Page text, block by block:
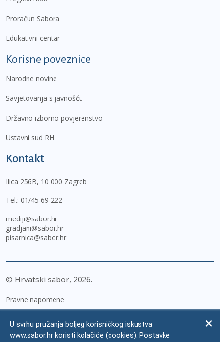
Proračun Sabora
Edukativni centar
Korisne poveznice
Narodne novine
Savjetovanja s javnošću
Državno izborno povjerenstvo
Ustavni sud RH
Kontakt
Ilica 256B, 10 000 Zagreb
Tel.: 01/45 69 222
mediji@sabor.hr
gradjani@sabor.hr
pisarnica@sabor.hr
© Hrvatski sabor, 2026
Pravne napomene
Zaštita osobnih podataka
U svrhu pružanja boljeg korisničkog iskustva
www.sabor.hr koristi kolačiće (cookies). Postavke